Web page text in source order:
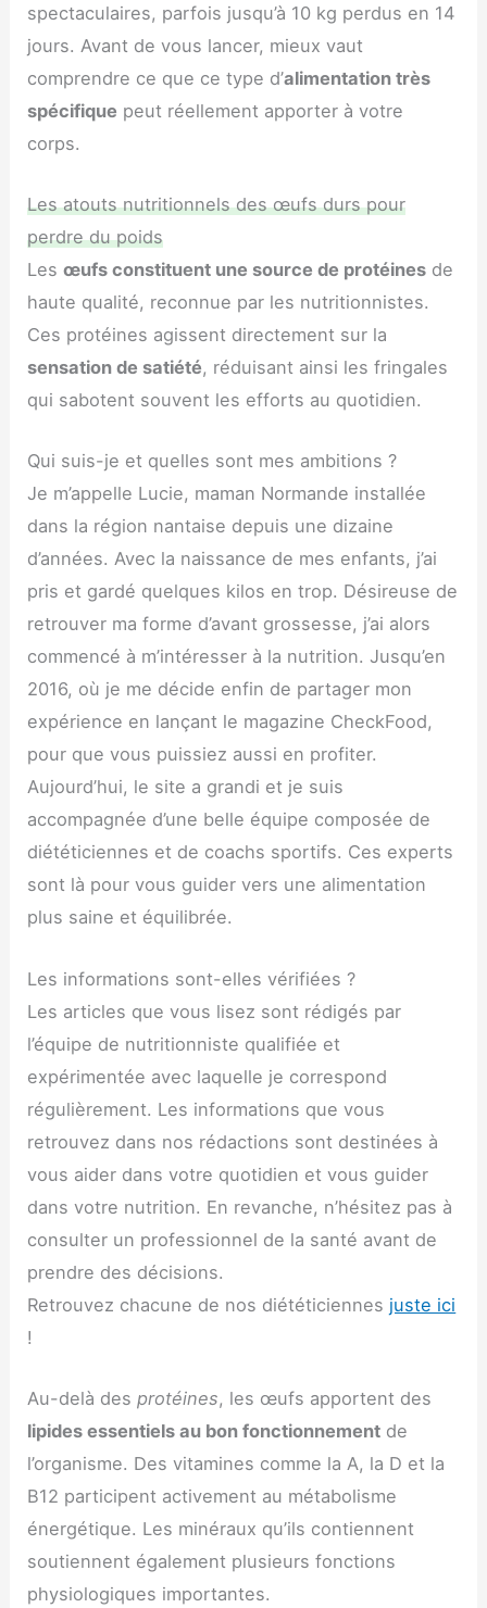
spectaculaires, parfois jusqu’à 10 kg perdus en 14
jours. Avant de vous lancer, mieux vaut
comprendre ce que ce type d’alimentation très
spécifique peut réellement apporter à votre
corps.
Les atouts nutritionnels des œufs durs pour
perdre du poids
Lesœufs constituent une source de protéines de
haute qualité, reconnue par les nutritionnistes.
Ces protéines agissent directement sur la
sensation de satiété, réduisant ainsi les fringales
qui sabotent souvent les efforts au quotidien.
Qui suis-je et quelles sont mes ambitions ?
Je m’appelle Lucie, maman Normande installée
dans la région nantaise depuis une dizaine
d’années. Avec la naissance de mes enfants, j’ai
pris et gardé quelques kilos en trop. Désireuse de
retrouver ma forme d’avant grossesse, j’ai alors
commencé à m’intéresser à la nutrition. Jusqu’en
2016, où je me décide enfin de partager mon
expérience en lançant le magazine CheckFood,
pour que vous puissiez aussi en profiter.
Aujourd’hui, le site a grandi et je suis
accompagnée d’une belle équipe composée de
diététiciennes et de coachs sportifs. Ces experts
sont là pour vous guider vers une alimentation
plus saine et équilibrée.
Les informations sont-elles vérifiées ?
Les articles que vous lisez sont rédigés par
l’équipe de nutritionniste qualifiée et
expérimentée avec laquelle je correspond
régulièrement. Les informations que vous
retrouvez dans nos rédactions sont destinées à
vous aider dans votre quotidien et vous guider
dans votre nutrition. En revanche, n’hésitez pas à
consulter un professionnel de la santé avant de
prendre des décisions.
Retrouvez chacune de nos diététiciennes juste ici
!
Au-delà desprotéines, les œufs apportent des
lipides essentiels au bon fonctionnement de
l’organisme. Des vitamines comme la A, la D et la
B12 participent activement au métabolisme
énergétique. Les minéraux qu’ils contiennent
soutiennent également plusieurs fonctions
physiologiques importantes.